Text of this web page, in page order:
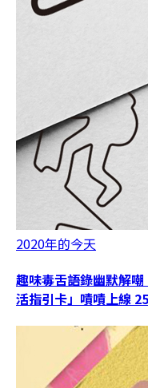
2020年的今天
趣味毒舌語錄幽默解
活指引卡」嘖嘖上線